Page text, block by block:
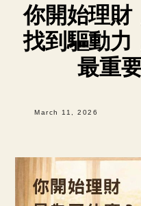
你開始理財
找到驅動力
最重
March 11, 2026